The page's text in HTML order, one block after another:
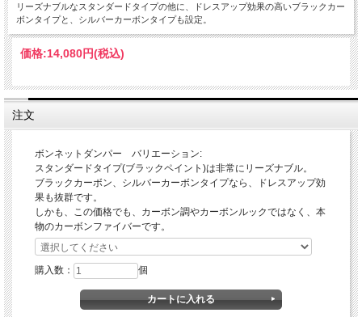
リーズナブルなスタンダードタイプの他に、ドレスアップ効果の高いブラックカー
ボンタイプと、シルバーカーボンタイプも設定。
価格:14,080円(税込)
注文
ボンネットダンパー バリエーション:
スタンダードタイプ(ブラックペイント)は非常にリーズナブル。
ブラックカーボン、シルバーカーボンタイプなら、ドレスアップ効
果も抜群です。
しかも、この価格でも、カーボン調やカーボンルックではなく、本
物のカーボンファイバーです。
購入数： 個